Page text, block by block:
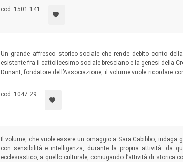
cod. 1501.141
Un grande affresco storico-sociale che rende debito conto
esistente fra il cattolicesimo sociale bresciano e la genesi della
Dunant, fondatore dell’Associazione, il volume vuole ricordare
in Lombardia, dove tutto un popolo, guidato dai suoi magistrati
soccorso delle vittime della battaglia di Solferino e San Martino.
cod. 1047.29
Il volume, che vuole essere un omaggio a Sara Cabibbo,
con sensibilità e intelligenza, durante la propria attività: da
ecclesiastico, a quello culturale, coniugando l’attività di storica